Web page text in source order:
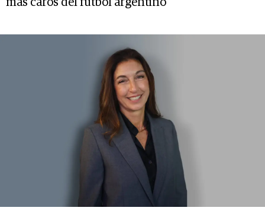
más caros del fútbol argentino